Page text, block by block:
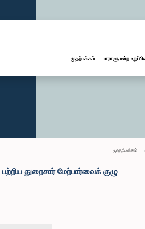
முதற்பக்கம் பாராளுமன்ற
முதற்பக்கம்
துறைசார் மேற்பார்வைக் குழு